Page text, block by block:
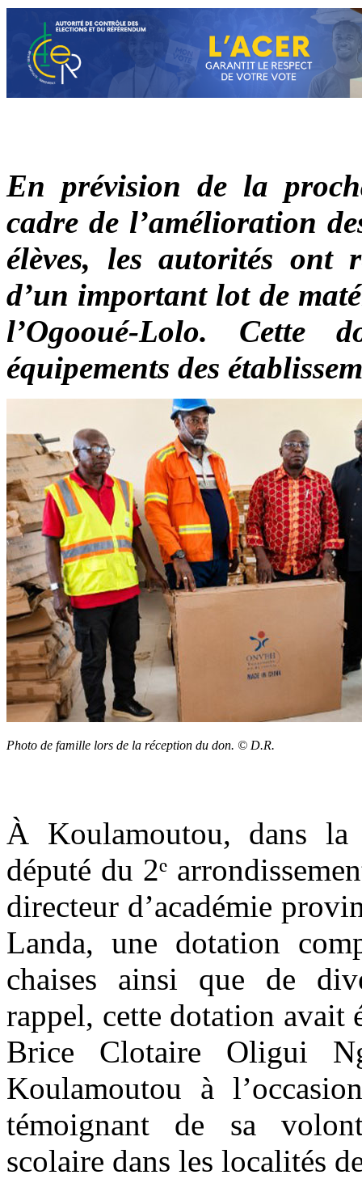
En prévision de la
cadre de l’amélioration
élèves, les autorités ont
d’un important lot de
l’Ogooué-Lolo. Cette
équipements des
Photo de famille lors de la réception du don. © D.R.
À Koulamoutou, dans
député du 2ᵉ
directeur d’académie
Landa, une dotation
chaises ainsi que de
rappel, cette dotation avait
Brice Clotaire Oligui
Koulamoutou à
témoignant de sa
scolaire dans les localités